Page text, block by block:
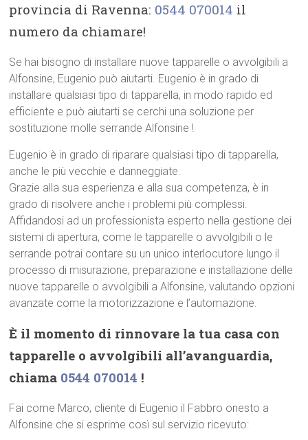
provincia di Ravenna: 0544 070014 il
numero da chiamare!
Se hai bisogno di installare nuove tapparelle o avvolgibili a
Alfonsine, Eugenio può aiutarti. Eugenio è in grado di
installare qualsiasi tipo di tapparella, in modo rapido ed
efficiente e può aiutarti se cerchi una soluzione per
sostituzione molle serrande Alfonsine !
Eugenio è in grado di riparare qualsiasi tipo di tapparella,
anche le più vecchie e danneggiate.
Grazie alla sua esperienza e alla sua competenza, è in
grado di risolvere anche i problemi più complessi.
Affidandosi ad un professionista esperto nella gestione dei
sistemi di apertura, come le tapparelle o avvolgibili o le
serrande potrai contare su un unico interlocutore lungo il
processo di misurazione, preparazione e installazione delle
nuove tapparelle o avvolgibili a Alfonsine, valutando opzioni
avanzate come la motorizzazione e l’automazione.
È il momento di rinnovare la tua casa con
tapparelle o avvolgibili all’avanguardia,
chiama 0544 070014 !
Fai come Marco, cliente di Eugenio il Fabbro onesto a
Alfonsine che si esprime così sul servizio ricevuto: